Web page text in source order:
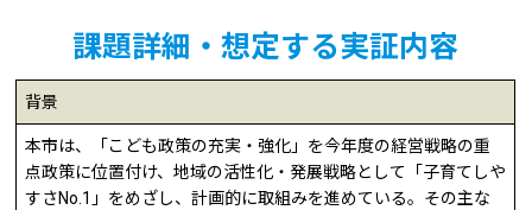
課題詳細・想定する実証内容
背景
本市は、「こども政策の充実・強化」を今年度の経営戦略の重
点政策に位置付け、地域の活性化・発展戦略として「子育てしや
すさNo.1」をめざし、計画的に取組みを進めている。その主な